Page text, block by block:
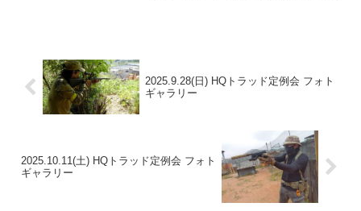
2025.9.28(日) HQトラッド定例会 フォト
ギャラリー
2025.10.11(土) HQトラッド定例会 フォト
ギャラリー